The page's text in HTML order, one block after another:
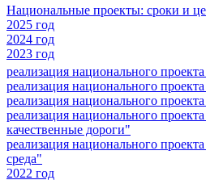
Национальные проекты: сроки и
2025 год
2024 год
2023 год
реализация национального
реализация национального
реализация национального
реализация национального
качественные дороги"
реализация национального
среда"
2022 год